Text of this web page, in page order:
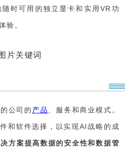
随时可用的独立显卡和实用VR功
验。
公司的 产品、服务和商业模式。
和软件选择，以实现AI战略的成
方案提高数据的安全性和数据管